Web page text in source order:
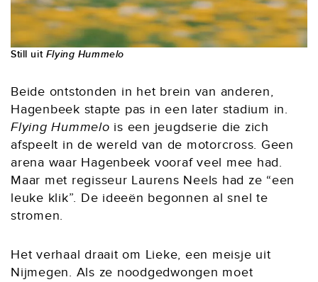
Still uit Flying Hummelo
Beide ontstonden in het brein van anderen,
Hagenbeek stapte pas in een later stadium in.
Flying Hummelo is een jeugdserie die zich
afspeelt in de wereld van de motorcross. Geen
arena waar Hagenbeek vooraf veel mee had.
Maar met regisseur Laurens Neels had ze “een
leuke klik”. De ideeën begonnen al snel te
stromen.
Het verhaal draait om Lieke, een meisje uit
Nijmegen. Als ze noodgedwongen moet